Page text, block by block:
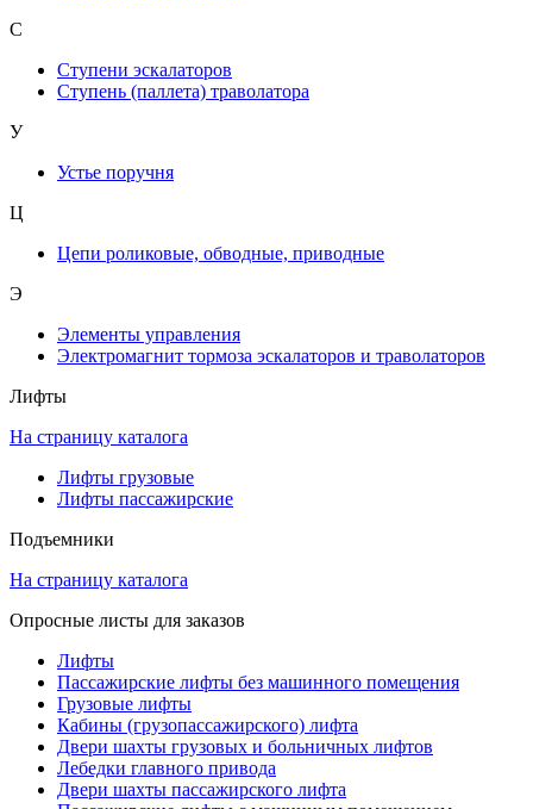
С
Ступени эскалаторов
Ступень (паллета) траволатора
У
Устье поручня
Ц
Цепи роликовые, обводные, приводные
Э
Элементы управления
Электромагнит тормоза эскалаторов и траволаторов
Лифты
На страницу каталога
Лифты грузовые
Лифты пассажирские
Подъемники
На страницу каталога
Опросные листы для заказов
Лифты
Пассажирские лифты без машинного помещения
Грузовые лифты
Кабины (грузопассажирского) лифта
Двери шахты грузовых и больничных лифтов
Лебедки главного привода
Двери шахты пассажирского лифта